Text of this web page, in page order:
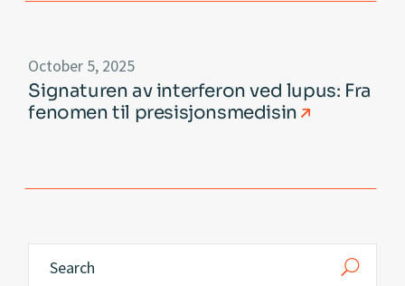
October 5, 2025
Signaturen av interferon ved lupus: Fra
fenomen til presisjonsmedisin